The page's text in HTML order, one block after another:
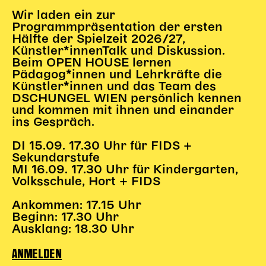
Begleitmaterial
TheaterPaket
Partnerklasse + Partnerschule
Schulabenteuernacht
Probenklasse
Theaterklasse
Vorstellungen für pädagogische Institutionen
PädagogikClub
Sommerfest
Open House
Newsletter für pädagogische Institutionen
DIGITALE BÜHNE
Wir laden ein zur
Programmpräsentation der ersten
Hälfte der Spielzeit 2026/27,
Künstler*innenTalk und Diskussion.
Beim OPEN HOUSE lernen
Pädagog*innen und Lehrkräfte die
Künstler*innen und das Team des
DSCHUNGEL WIEN persönlich kennen
und kommen mit ihnen und einander
ins Gespräch.
DI 15.09. 17.30 Uhr für FIDS +
Sekundarstufe
MI 16.09. 17.30 Uhr für Kindergarten,
Volksschule, Hort + FIDS
Ankommen: 17.15 Uhr
Beginn: 17.30 Uhr
Ausklang: 18.30 Uhr
ANMELDEN